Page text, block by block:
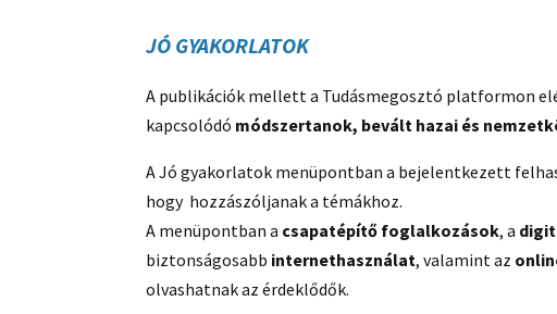
JÓ GYAKORLATOK
A publikációk mellett a Tudásmegosztó platformon
kapcsolódó módszertanok, bevált hazai és
A Jó gyakorlatok menüpontban a bejelentkezett
hogy hozzászóljanak a témákhoz.
A menüpontban a csapatépítő foglalkozások, a
biztonságosabb internethasználat, valamint az
olvashatnak az érdeklődők.